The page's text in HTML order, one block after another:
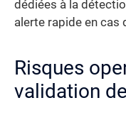
dédiées à la
alerte rapide en
Risques
validation